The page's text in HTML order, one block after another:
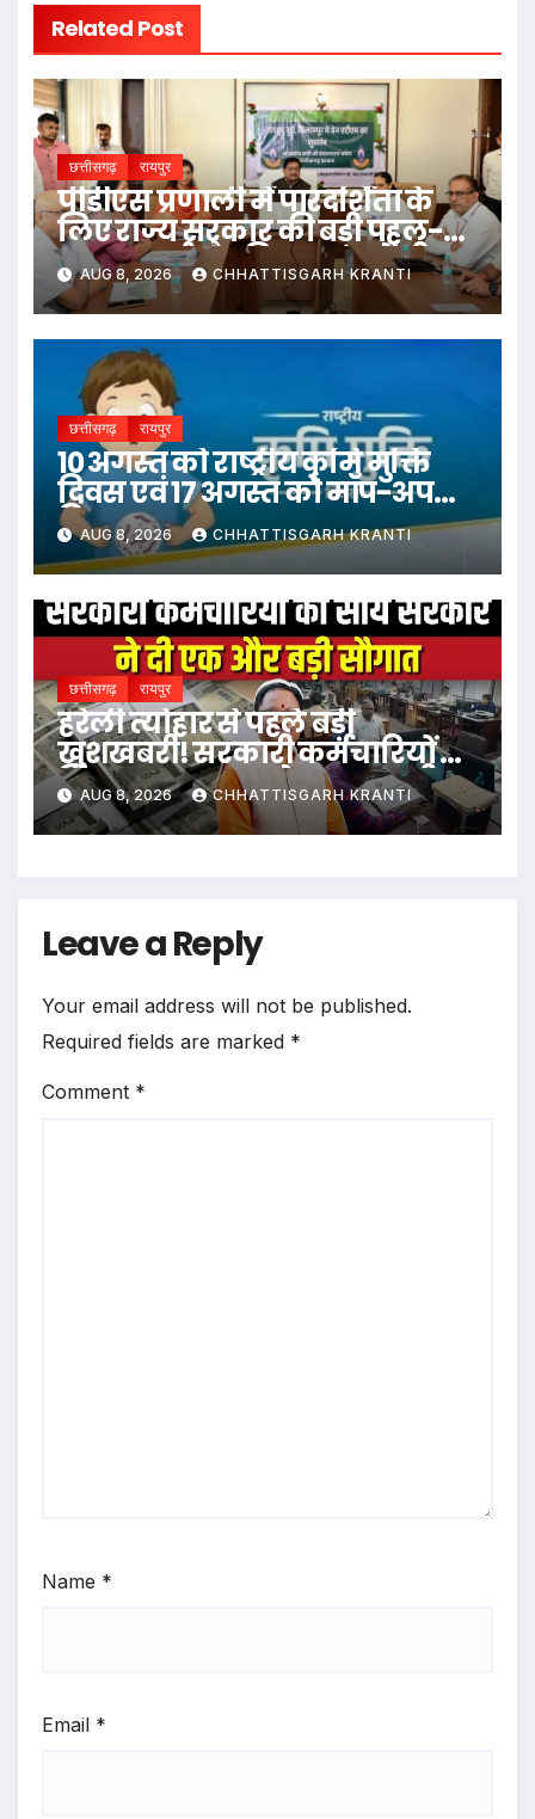
Related Post
छत्तीसगढ़ रायपुर
पीडीएस प्रणाली में पारदर्शिता के
लिए राज्य सरकार की बड़ी पहल-
रायपुर, दुर्ग और बिलासपुर में तीन
‘अन्नपूर्ति ग्रेन एटीएम‘ का शुभारंभ
AUG 8, 2026 CHHATTISGARH KRANTI
छत्तीसगढ़ रायपुर
10 अगस्त को राष्ट्रीय कृमि मुक्ति
दिवस एवं 17 अगस्त को मॉप-अप
दिवस
AUG 8, 2026 CHHATTISGARH KRANTI
छत्तीसगढ़ रायपुर
हरेली त्योहार से पहले बड़ी
खुशखबरी! सरकारी कर्मचारियों के
लिए साय सरकार ने खत्म कर दी
पैसों की टेंशन, एक क्लिक में खाते
में आएगी रकम
AUG 8, 2026 CHHATTISGARH KRANTI
Leave a Reply
Your email address will not be published.
Required fields are marked *
Comment *
Name *
Email *